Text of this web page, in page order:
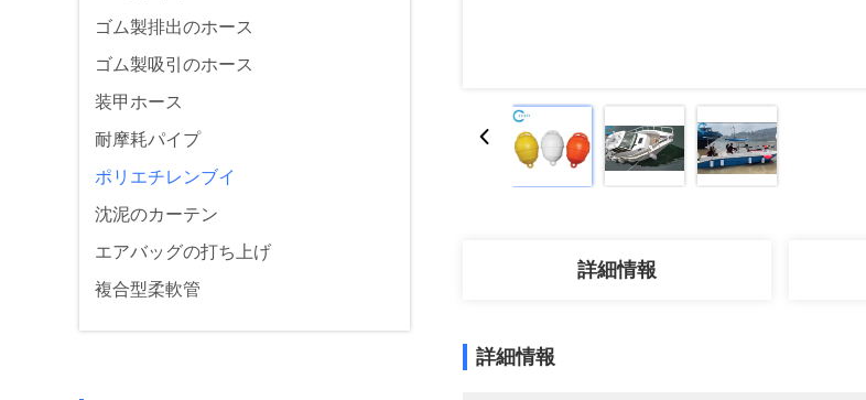
ゴム製排出のホース
ゴム製吸引のホース
装甲ホース
耐摩耗パイプ
ポリエチレンブイ
沈泥のカーテン
エアバッグの打ち上げ
複合型柔軟管
詳細情報
詳細情報